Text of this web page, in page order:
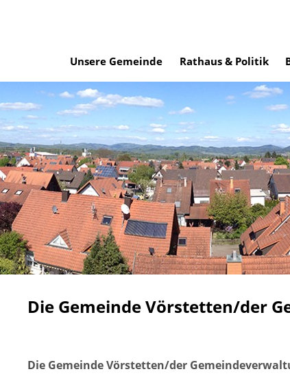
Unsere Gemeinde Rathaus & Politik
Die Gemeinde Vörstetten/der
Die Gemeinde Vörstetten/der